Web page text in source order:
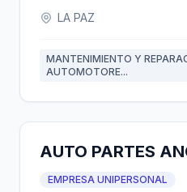
LA PAZ
MANTENIMIENTO Y
AUTOMOTORE...
AUTO PARTES
EMPRESA UNIPERSONAL